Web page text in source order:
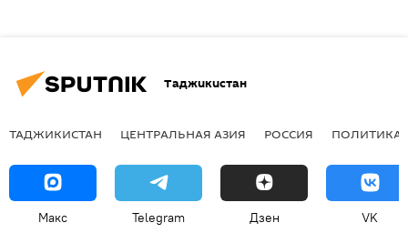
Таджикистан
ТАДЖИКИСТАН ЦЕНТРАЛЬНАЯ АЗИЯ РОССИЯ ПОЛИТИКА
Макс Telegram Дзен VK